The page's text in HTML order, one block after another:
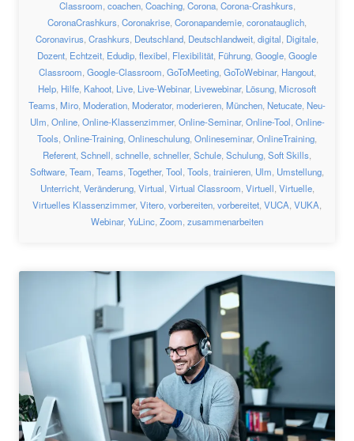
Classroom, coachen, Coaching, Corona, Corona-Crashkurs,
CoronaCrashkurs, Coronakrise, Coronapandemie, coronatauglich,
Coronavirus, Crashkurs, Deutschland, Deutschlandweit, digital, Digitale,
Dozent, Echtzeit, Edudip, flexibel, Flexibilität, Führung, Google, Google
Classroom, Google-Classroom, GoToMeeting, GoToWebinar, Hangout,
Help, Hilfe, Kahoot, Live, Live-Webinar, Livewebinar, Lösung, Microsoft
Teams, Miro, Moderation, Moderator, moderieren, München, Netucate, Neu-
Ulm, Online, Online-Klassenzimmer, Online-Seminar, Online-Tool, Online-
Tools, Online-Training, Onlineschulung, Onlineseminar, OnlineTraining,
Referent, Schnell, schnelle, schneller, Schule, Schulung, Soft Skills,
Software, Team, Teams, Together, Tool, Tools, trainieren, Ulm, Umstellung,
Unterricht, Veränderung, Virtual, Virtual Classroom, Virtuell, Virtuelle,
Virtuelles Klassenzimmer, Vitero, vorbereiten, vorbereitet, VUCA, VUKA,
Webinar, YuLinc, Zoom, zusammenarbeiten